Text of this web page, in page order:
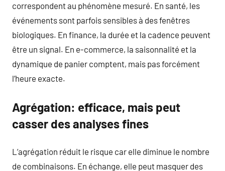
correspondent au phénomène mesuré. En santé, les
événements sont parfois sensibles à des fenêtres
biologiques. En finance, la durée et la cadence peuvent
être un signal. En e-commerce, la saisonnalité et la
dynamique de panier comptent, mais pas forcément
l’heure exacte.
Agrégation: efficace, mais peut
casser des analyses fines
L’agrégation réduit le risque car elle diminue le nombre
de combinaisons. En échange, elle peut masquer des